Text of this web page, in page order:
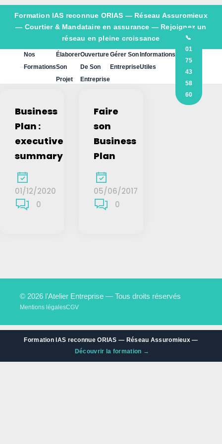
Formation IAS reconnue ORIAS — Réseau Assuromieux
— Courtier & Mandataire en assurance — Rejoignez un
réseau en pleine croissance
Nos
Formations
Élaborer
Son
Projet
Ouverture
De Son
Entreprise
Gérer Son
Entreprise
Informations
Utiles
📞
01
75
43
58
60
Business
Plan :
executive
summary
01/12/2020
0
Faire
son
Business
Plan
05/06/2017
0
© 2026 l’Atelier Entreprise — Tous droits réservés
Mentions légalesCGV
Formation IAS reconnue ORIAS — Réseau Assuromieux —
Découvrir la formation →